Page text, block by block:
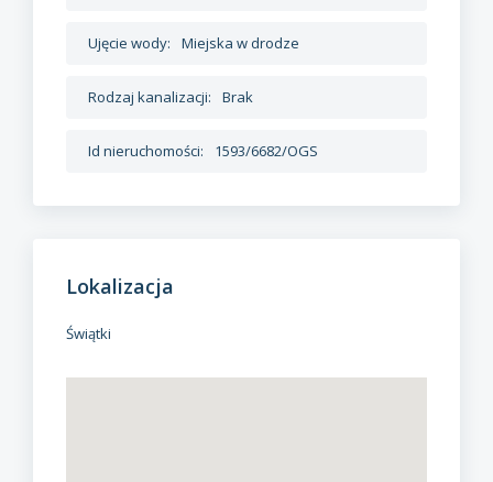
Ujęcie wody: Miejska w drodze
Rodzaj kanalizacji: Brak
Id nieruchomości: 1593/6682/OGS
Lokalizacja
Świątki